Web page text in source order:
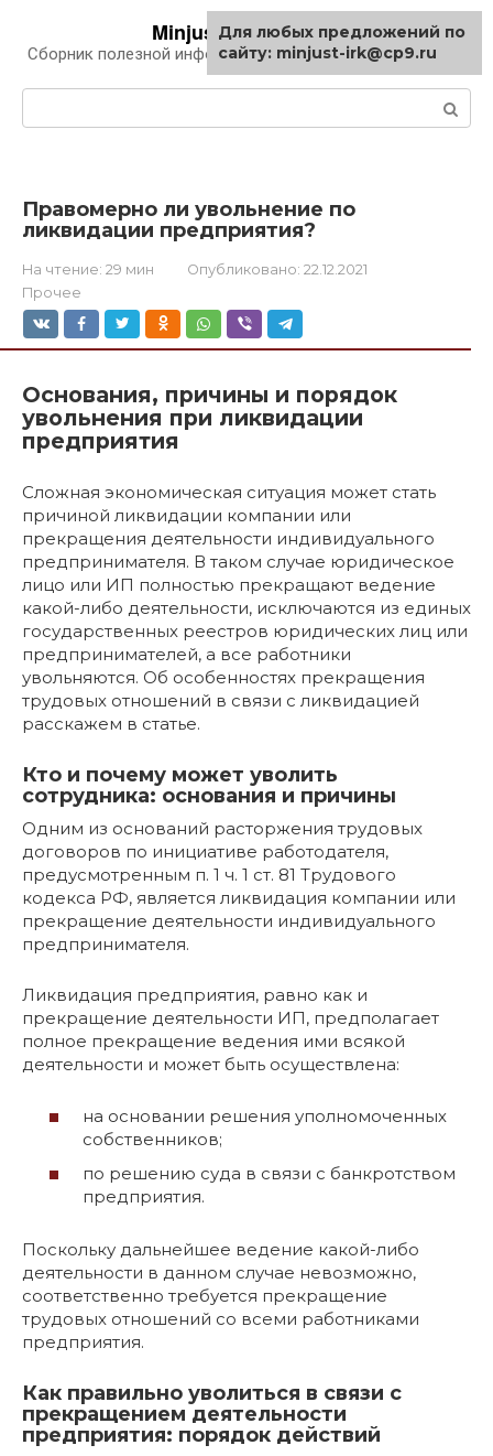
контенту
Minjust-irk.ru
Сборник полезной информации про автомобили
Правомерно ли увольнение по
ликвидации предприятия?
На чтение: 29 мин Опубликовано: 22.12.2021
Прочее
Основания, причины и порядок
увольнения при ликвидации
предприятия
Сложная экономическая ситуация может стать
причиной ликвидации компании или
прекращения деятельности индивидуального
предпринимателя. В таком случае юридическое
лицо или ИП полностью прекращают ведение
какой-либо деятельности, исключаются из единых
государственных реестров юридических лиц или
предпринимателей, а все работники
увольняются. Об особенностях прекращения
трудовых отношений в связи с ликвидацией
расскажем в статье.
Кто и почему может уволить
сотрудника: основания и причины
Одним из оснований расторжения трудовых
договоров по инициативе работодателя,
предусмотренным п. 1 ч. 1 ст. 81 Трудового
кодекса РФ, является ликвидация компании или
прекращение деятельности индивидуального
предпринимателя.
Ликвидация предприятия, равно как и
прекращение деятельности ИП, предполагает
полное прекращение ведения ими всякой
деятельности и может быть осуществлена:
на основании решения уполномоченных
собственников;
по решению суда в связи с банкротством
предприятия.
Поскольку дальнейшее ведение какой-либо
деятельности в данном случае невозможно,
соответственно требуется прекращение
трудовых отношений со всеми работниками
предприятия.
Как правильно уволиться в связи с
прекращением деятельности
предприятия: порядок действий
Для любых предложений по
сайту: minjust-irk@cp9.ru